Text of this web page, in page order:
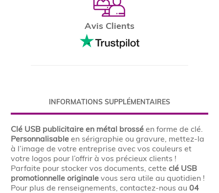
Avis Clients
INFORMATIONS SUPPLÉMENTAIRES
Clé USB publicitaire en métal brossé en forme de clé.
Personnalisable en sérigraphie ou gravure, mettez-la
à l’image de votre entreprise avec vos couleurs et
votre logos pour l’offrir à vos précieux clients !
Parfaite pour stocker vos documents, cetteclé USB
promotionnelle originale vous sera utile au quotidien !
Pour plus de renseignements, contactez-nous au04